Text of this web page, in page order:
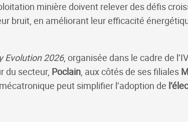
minière doivent relever des défis
bruit, en améliorant leur efficacité
Evolution 2026, organisée dans le cadre de
du secteur, Poclain, aux côtés de ses filiales
peut simplifier l’adoption de